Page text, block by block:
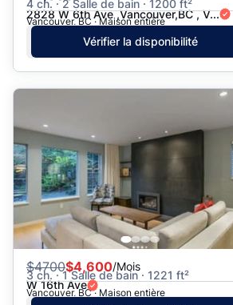
4 ch. · 2 Salle de bain · 1200 ft²
2828 W 6th Ave ,Vancouver,BC , V...
Vancouver, BC · Maison entière
Vérifier la disponibilité
$4700$4,600/Mois
3 ch. · 1 Salle de bain · 1221 ft²
W 16th Ave
Vancouver, BC · Maison entière